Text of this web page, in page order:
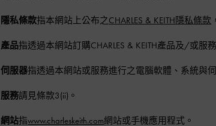
隱私條款指本網站上公布之CHARLES & KEITH隱私條款
產品指透過本網站訂購CHARLES & KEITH產品及/或服務
伺服器指透過本網站或服務進行之電腦軟體、系統與
服務請見條款3(ii)。
網站指www.charleskeith.com網站或手機應用程式。